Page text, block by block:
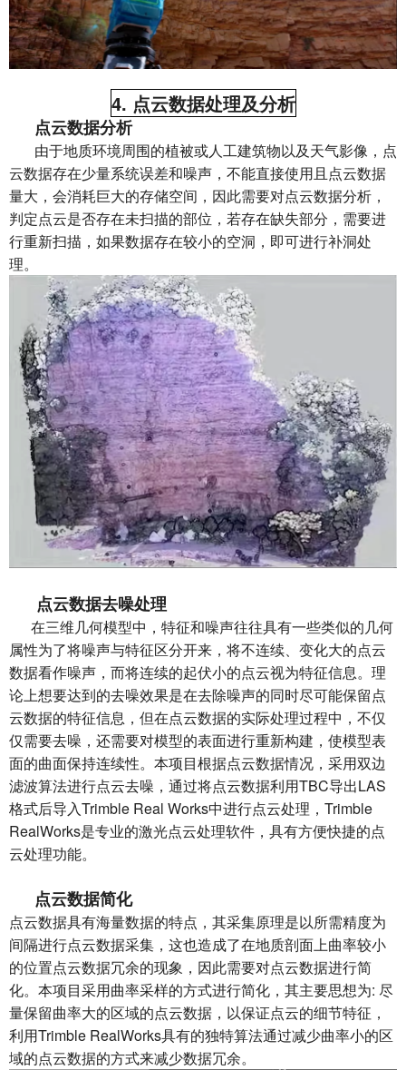
4. 点云数据处理及分析
点云数据分析
由于地质环境周围的植被或人工建筑物以及天气影像，点
云数据存在少量系统误差和噪声，不能直接使用且点云数据
量大，会消耗巨大的存储空间，因此需要对点云数据分析，
判定点云是否存在未扫描的部位，若存在缺失部分，需要进
行重新扫描，如果数据存在较小的空洞，即可进行补洞处
理。
点云数据去噪处理
在三维几何模型中，特征和噪声往往具有一些类似的几何
属性为了将噪声与特征区分开来，将不连续、变化大的点云
数据看作噪声，而将连续的起伏小的点云视为特征信息。理
论上想要达到的去噪效果是在去除噪声的同时尽可能保留点
云数据的特征信息，但在点云数据的实际处理过程中，不仅
仅需要去噪，还需要对模型的表面进行重新构建，使模型表
面的曲面保持连续性。本项目根据点云数据情况，采用双边
滤波算法进行点云去噪，通过将点云数据利用TBC导出LAS
格式后导入Trimble Real Works中进行点云处理，Trimble
RealWorks是专业的激光点云处理软件，具有方便快捷的点
云处理功能。
点云数据简化
点云数据具有海量数据的特点，其采集原理是以所需精度为
间隔进行点云数据采集，这也造成了在地质剖面上曲率较小
的位置点云数据冗余的现象，因此需要对点云数据进行简
化。本项目采用曲率采样的方式进行简化，其主要思想为: 尽
量保留曲率大的区域的点云数据，以保证点云的细节特征，
利用Trimble RealWorks具有的独特算法通过减少曲率小的区
域的点云数据的方式来减少数据冗余。